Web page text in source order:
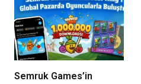
Semruk Games’in